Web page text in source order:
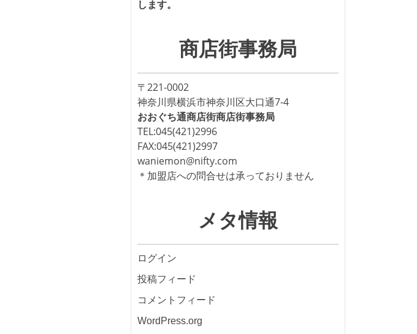
します。
商店街事務局
〒221-0002
神奈川県横浜市神奈川区大口通7-4
おおぐち通商店街商店街事務局
TEL:045(421)2996
FAX:045(421)2997
waniemon@nifty.com
＊加盟店への問合せは承っておりません
メタ情報
ログイン
投稿フィード
コメントフィード
WordPress.org